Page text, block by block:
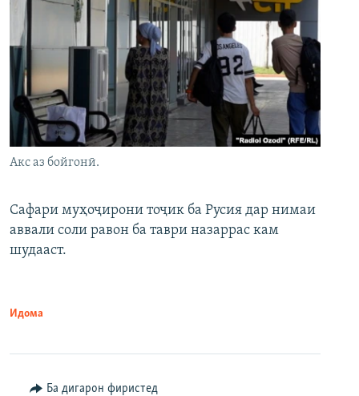
Акс аз бойгонӣ.
Сафари муҳоҷирони тоҷик ба Русия дар нимаи
аввали соли равон ба таври назаррас кам
шудааст.
Идома
Ба дигарон фиристед